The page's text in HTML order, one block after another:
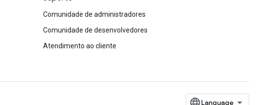
Comunidade de administradores
Comunidade de desenvolvedores
Atendimento ao cliente